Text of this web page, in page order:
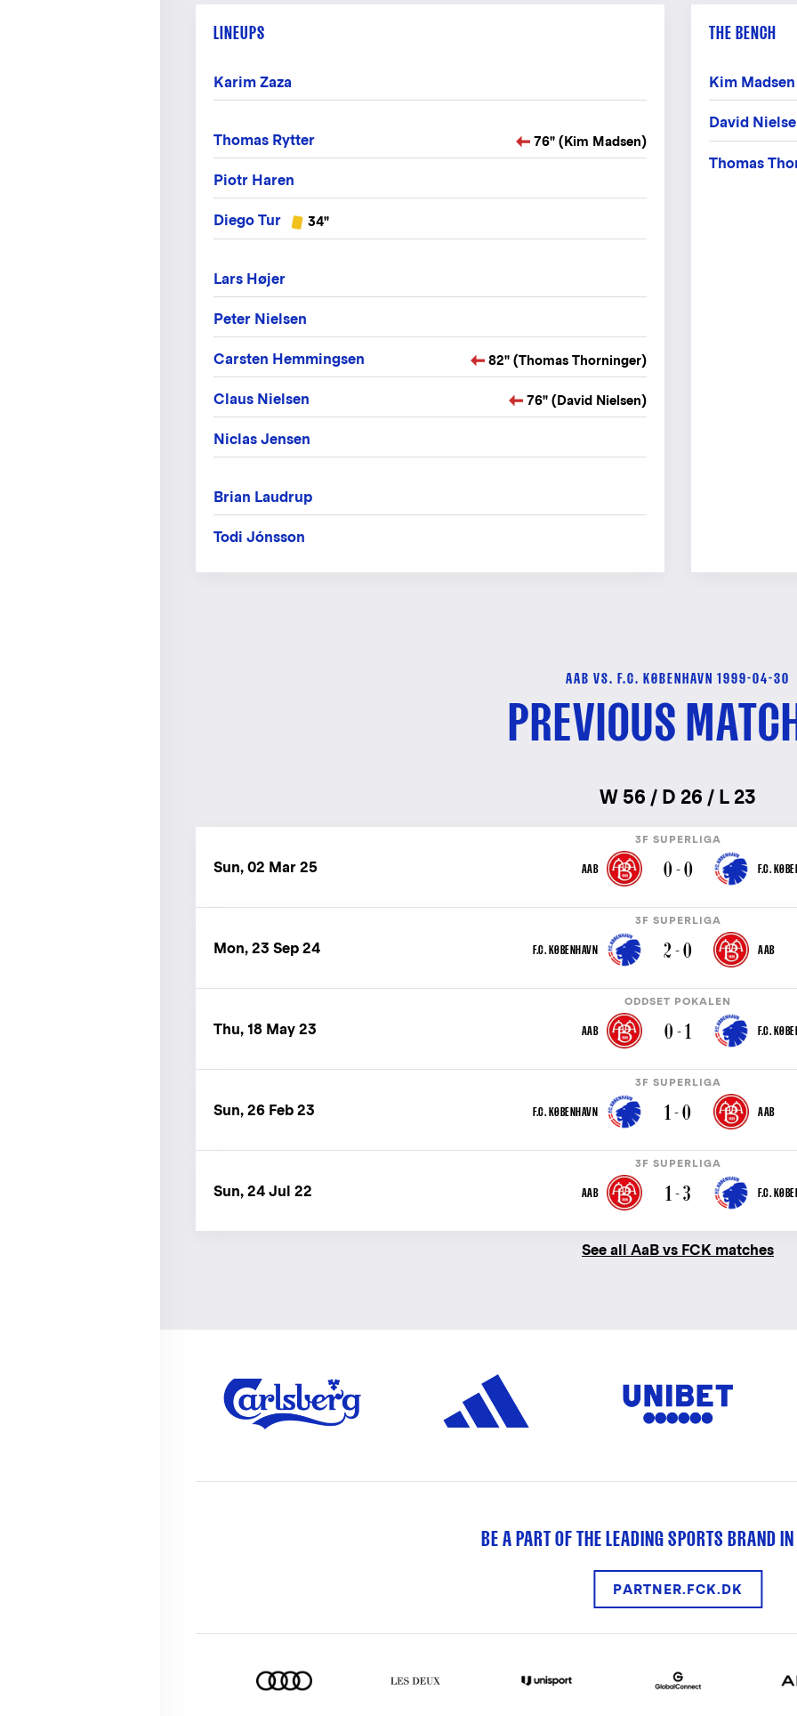
LINEUPS
Karim Zaza
Thomas Rytter 76" (Kim Madsen)
Piotr Haren
Diego Tur 34"
Lars Højer
Peter Nielsen
Carsten Hemmingsen 82" (Thomas Thorninger)
Claus Nielsen 76" (David Nielsen)
Niclas Jensen
Brian Laudrup
Todi Jónsson
THE BENCH
Kim Madsen
David
Thomas
AAB VS. F.C. KØBENHAVN 1999-04-30
PREVIOUS
W 56 / D 26 / L 23
3F SUPERLIGA
Sun, 02 Mar 25 AAB 0 - 0 F.C.
3F SUPERLIGA
Mon, 23 Sep 24 F.C. KØBENHAVN 2 - 0 AAB
ODDSET POKALEN
Thu, 18 May 23 AAB 0 - 1 F.C.
3F SUPERLIGA
Sun, 26 Feb 23 F.C. KØBENHAVN 1 - 0 AAB
3F SUPERLIGA
Sun, 24 Jul 22 AAB 1 - 3 F.C.
See all AaB vs FCK matches
BE A PART OF THE LEADING SPORTS BRAND
PARTNER.FCK.DK